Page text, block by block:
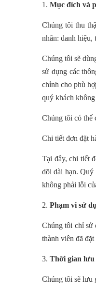
1. Mục đích và
Chúng tôi thu
nhân: danh hiệu,
Chúng tôi sẽ
sử dụng các
chỉnh cho phù
quý khách
Chúng tôi có thể
Chi tiết đơn đặt
Tại đây, chi tiết
dõi dài hạn. Quý
không phải lỗi
2. Phạm vi sử
Chúng tôi chỉ sử
thành viên đã
3. Thời gian
Chúng tôi sẽ lưu